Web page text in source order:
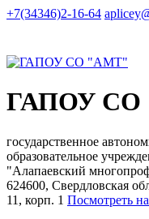
+7(34346)2-16-64
ГАПОУ
государственное
образовательное
"Алапаевский
624600, Свердловская
11, корп. 1 Посмотреть